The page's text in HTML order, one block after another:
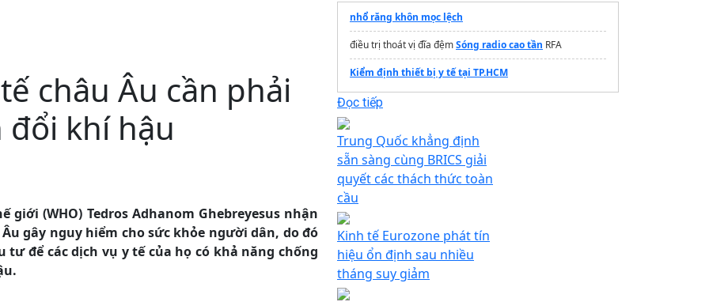
châu Âu cần phải
khí hậu
giới (WHO) Tedros Adhanom Ghebreyesus nhận
gây nguy hiểm cho sức khỏe người dân, do đó
để các dịch vụ y tế của họ có khả năng chống
nhổ răng khôn mọc lệch
điều trị thoát vị đĩa đệmSóng radio cao tần RFA
Kiểm định thiết bị y tế tại TP.HCM
Đọc tiếp
Trung Quốc khẳng định
sẵn sàng cùng BRICS giải
quyết các thách thức toàn
cầu
Kinh tế Eurozone phát tín
hiệu ổn định sau nhiều
tháng suy giảm